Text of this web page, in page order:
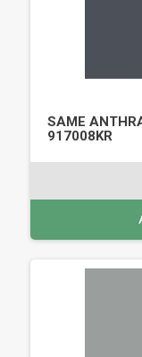
SAME
917008KR